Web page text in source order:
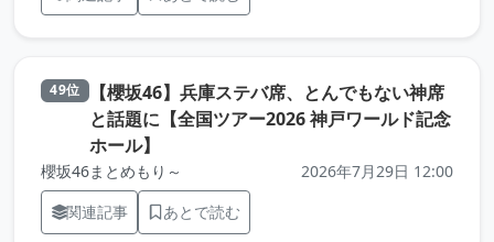
49位
【櫻坂46】兵庫ステバ席、とんでもない神席
と話題に【全国ツアー2026 神戸ワールド記念
ホール】
櫻坂46まとめもり～
2026年7月29日 12:00
関連記事
あとで読む